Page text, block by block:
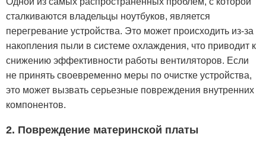
сталкиваются владельцы ноутбуков, является
перегревание устройства. Это может происходить из-за
накопления пыли в системе охлаждения, что приводит к
снижению эффективности работы вентиляторов. Если
не принять своевременно меры по очистке устройства,
это может вызвать серьезные повреждения внутренних
компонентов.
2. Повреждение материнской платы